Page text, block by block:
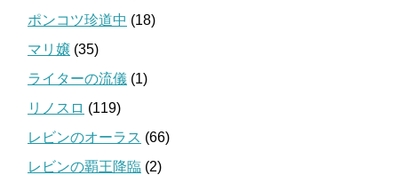
ポンコツ珍道中 (18)
マリ嬢 (35)
ライターの流儀 (1)
リノスロ (119)
レビンのオーラス (66)
レビンの覇王降臨 (2)